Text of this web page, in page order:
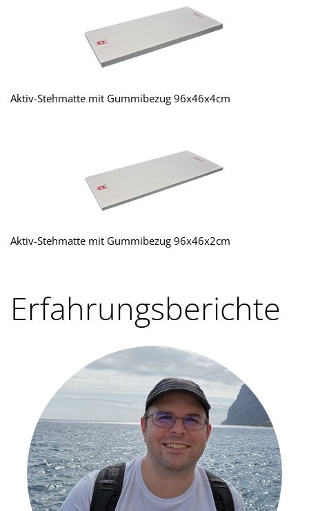
Aktiv-Stehmatte mit Gummibezug 96x46x4cm
Aktiv-Stehmatte mit Gummibezug 96x46x2cm
Erfahrungsberichte